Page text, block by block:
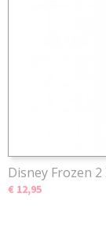
Disney Frozen
€ 12,95